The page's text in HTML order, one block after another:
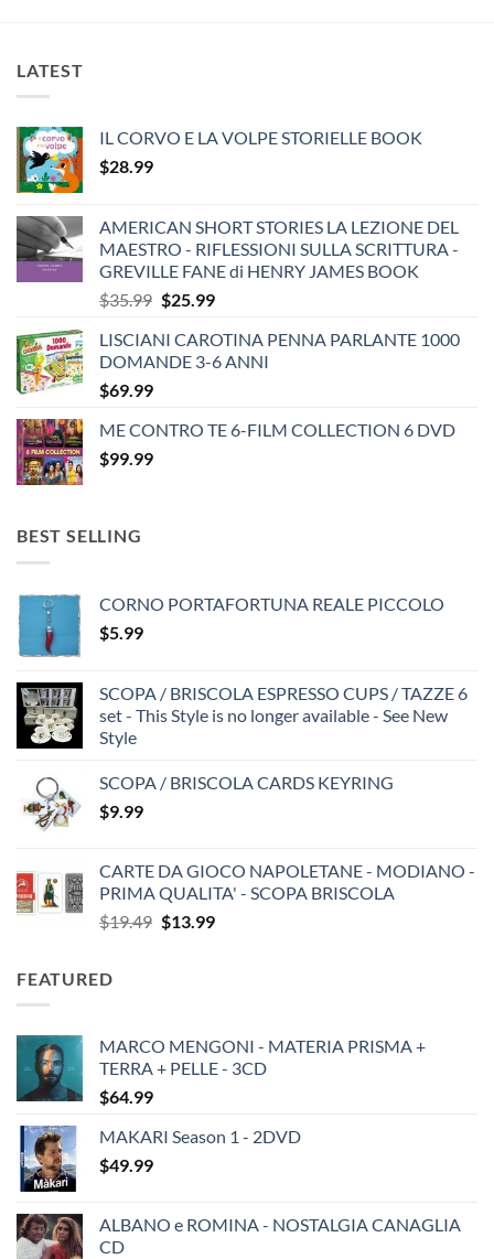
LATEST
IL CORVO E LA VOLPE STORIELLE BOOK
$28.99
AMERICAN SHORT STORIES LA LEZIONE DEL
MAESTRO - RIFLESSIONI SULLA SCRITTURA -
GREVILLE FANE di HENRY JAMES BOOK
$35.99 Original
was:
$35.99.
$25.99Current
is:
$25.99.
LISCIANI CAROTINA PENNA PARLANTE 1000
DOMANDE 3-6 ANNI
$69.99
ME CONTRO TE 6-FILM COLLECTION 6 DVD
$99.99
BEST SELLING
CORNO PORTAFORTUNA REALE PICCOLO
$5.99
SCOPA / BRISCOLA ESPRESSO CUPS / TAZZE 6
set - This Style is no longer available - See New
Style
SCOPA / BRISCOLA CARDS KEYRING
$9.99
CARTE DA GIOCO NAPOLETANE - MODIANO -
PRIMA QUALITA' - SCOPA BRISCOLA
$19.49 Original
$13.99Current
FEATURED
MARCO MENGONI - MATERIA PRISMA +
TERRA + PELLE - 3CD
$64.99
MAKARI Season 1 - 2DVD
$49.99
ALBANO e ROMINA - NOSTALGIA CANAGLIA
CD